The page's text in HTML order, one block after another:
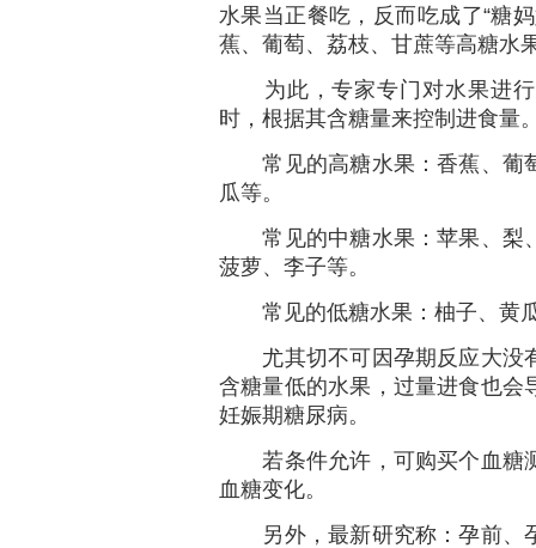
水果当正餐吃，反而吃成了“糖
蕉、葡萄、荔枝、甘蔗等高糖水
为此，专家专门对水果进行
时，根据其含糖量来控制进食量
常见的高糖水果：香蕉、葡
瓜等。
常见的中糖水果：苹果、梨
菠萝、李子等。
常见的低糖水果：柚子、黄
尤其切不可因孕期反应大没
含糖量低的水果，过量进食也会
妊娠期糖尿病。
若条件允许，可购买个血糖
血糖变化。
另外，最新研究称：孕前、